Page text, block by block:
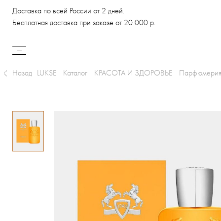
Доставка по всей России от 2 дней.
Бесплатная доставка при заказе от 20 000 р.
Назад LUKSE Каталог КРАСОТА И ЗДОРОВЬЕ Парфюмерия